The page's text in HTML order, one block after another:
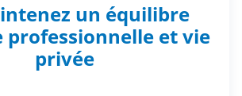
un équilibre
professionnelle et vie
privée